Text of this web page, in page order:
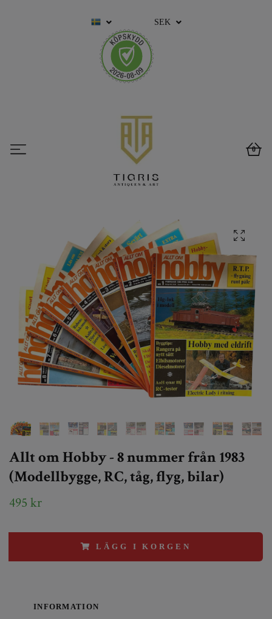
SEK
0
Allt om Hobby - 8 nummer från 1983
(Modellbygge, RC, tåg, flyg, bilar)
495 kr
LÄGG I KORGEN
INFORMATION